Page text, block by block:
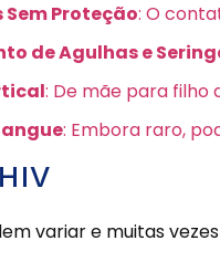
Sem Proteção: O
de Agulhas e
: De mãe para filho
: Embora raro,
variar e muitas